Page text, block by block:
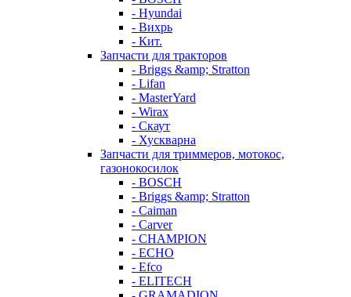
- Hyundai
- Вихрь
- Кит.
Запчасти для тракторов
- Briggs &amp; Stratton
- Lifan
- MasterYard
- Wirax
- Скаут
- Хускварна
Запчасти для триммеров, мотокос,
газонокосилок
- BOSCH
- Briggs &amp; Stratton
- Caiman
- Carver
- CHAMPION
- ECHO
- Efco
- ELITECH